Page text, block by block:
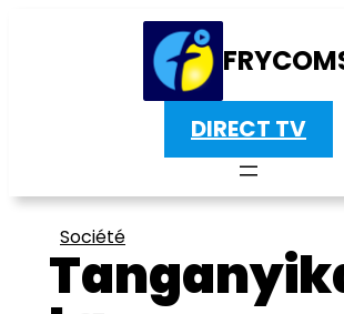
DIRECT TV
Société